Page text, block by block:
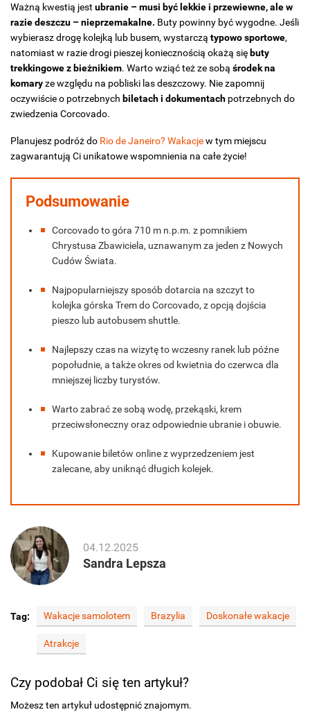
Ważną kwestią jest ubranie – musi być lekkie i przewiewne, ale w
razie deszczu – nieprzemakalne. Buty powinny być wygodne. Jeśli
wybierasz drogę kolejką lub busem, wystarczą typowo sportowe,
natomiast w razie drogi pieszej koniecznością okażą się buty
trekkingowe z bieżnikiem. Warto wziąć też ze sobą środek na
komaryze względu na pobliski las deszczowy. Nie zapomnij
oczywiście o potrzebnych biletach i dokumentach potrzebnych do
zwiedzenia Corcovado.
Planujesz podróż do Rio de Janeiro? Wakacjew tym miejscu
zagwarantują Ci unikatowe wspomnienia na całe życie!
Podsumowanie
Corcovado to góra 710 m n.p.m. z pomnikiem
Chrystusa Zbawiciela, uznawanym za jeden z Nowych
Cudów Świata.
Najpopularniejszy sposób dotarcia na szczyt to
kolejka górska Trem do Corcovado, z opcją dojścia
pieszo lub autobusem shuttle.
Najlepszy czas na wizytę to wczesny ranek lub późne
popołudnie, a także okres od kwietnia do czerwca dla
mniejszej liczby turystów.
Warto zabrać ze sobą wodę, przekąski, krem
przeciwsłoneczny oraz odpowiednie ubranie i obuwie.
Kupowanie biletów online z wyprzedzeniem jest
zalecane, aby uniknąć długich kolejek.
04.12.2025
Sandra Lepsza
Tag: Wakacje samolotem Brazylia Doskonałe wakacje
Atrakcje
Czy podobał Ci się ten artykuł?
Możesz ten artykuł udostępnić znajomym.